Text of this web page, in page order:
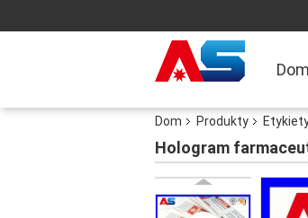
Dom
Dom Produkty
Hologram